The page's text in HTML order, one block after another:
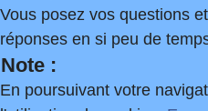
Vous posez vos questions
réponses en si peu de
Note :
En poursuivant votre